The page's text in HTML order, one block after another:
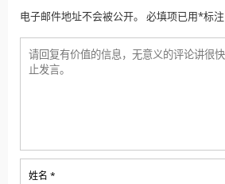
电子邮件地址不会被公开。 必填项已用*标注
姓名 *